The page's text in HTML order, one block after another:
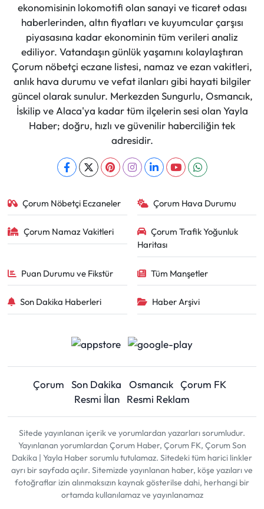
ekonomisinin lokomotifi olan sanayi ve ticaret odası
haberlerinden, altın fiyatları ve kuyumcular çarşısı
piyasasına kadar ekonominin tüm verileri analiz
ediliyor. Vatandaşın günlük yaşamını kolaylaştıran
Çorum nöbetçi eczane listesi, namaz ve ezan vakitleri,
anlık hava durumu ve vefat ilanları gibi hayati bilgiler
güncel olarak sunulur. Merkezden Sungurlu, Osmancık,
İskilip ve Alaca'ya kadar tüm ilçelerin sesi olan Yayla
Haber; doğru, hızlı ve güvenilir haberciliğin tek
adresidir.
Çorum Nöbetçi Eczaneler Çorum Hava Durumu
Çorum Namaz Vakitleri
Çorum Trafik Yoğunluk
Haritası
Puan Durumu ve Fikstür Tüm Manşetler
Son Dakika Haberleri Haber Arşivi
Çorum Son Dakika Osmancık Çorum FK
Resmi İlan
Resmi Reklam
Sitede yayınlanan içerik ve yorumlardan yazarları sorumludur.
Yayınlanan yorumlardan Çorum Haber, Çorum FK, Çorum Son
Dakika | Yayla Haber sorumlu tutulamaz. Sitedeki tüm harici linkler
ayrı bir sayfada açılır. Sitemizde yayınlanan haber, köşe yazıları ve
fotoğraflar izin alınmaksızın kaynak gösterilse dahi, herhangi bir
ortamda kullanılamaz ve yayınlanamaz